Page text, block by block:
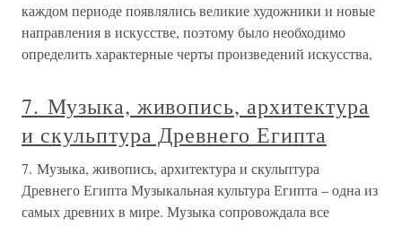
каждом периоде появлялись великие художники и новые
направления в искусстве, поэтому было необходимо
определить характерные черты произведений искусства,
7. Музыка, живопись, архитектура
и скульптура Древнего Египта
7. Музыка, живопись, архитектура и скульптура
Древнего Египта Музыкальная культура Египта – одна из
самых древних в мире. Музыка сопровождала все